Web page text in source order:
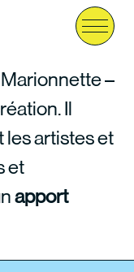
Menu
–
Il
artistes et
et
apport